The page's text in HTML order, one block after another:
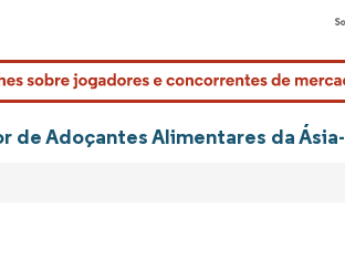
Imagem ©
de Adoçantes Alimentares da